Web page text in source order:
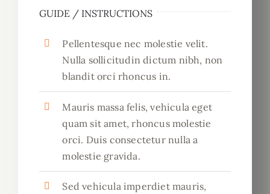
GUIDE / INSTRUCTIONS
Pellentesque nec molestie velit.
Nulla sollicitudin dictum nibh, non
blandit orci rhoncus in.
Mauris massa felis, vehicula eget
quam sit amet, rhoncus molestie
orci. Duis consectetur nulla a
molestie gravida.
Sed vehicula imperdiet mauris,